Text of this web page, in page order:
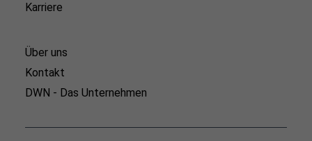
Karriere
Über uns
Kontakt
DWN - Das Unternehmen